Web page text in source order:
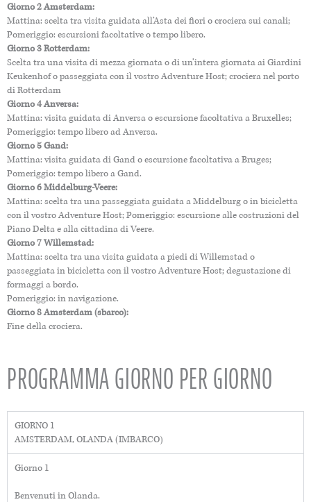
Giorno 2 Amsterdam:
Mattina: scelta tra visita guidata all’Asta dei fiori o crociera sui canali;
Pomeriggio: escursioni facoltative o tempo libero.
Giorno 3 Rotterdam:
Scelta tra una visita di mezza giornata o di un’intera giornata ai Giardini
Keukenhof o passeggiata con il vostro Adventure Host; crociera nel porto
di Rotterdam
Giorno 4 Anversa:
Mattina: visita guidata di Anversa o escursione facoltativa a Bruxelles;
Pomeriggio: tempo libero ad Anversa.
Giorno 5 Gand:
Mattina: visita guidata di Gand o escursione facoltativa a Bruges;
Pomeriggio: tempo libero a Gand.
Giorno 6 Middelburg-Veere:
Mattina: scelta tra una passeggiata guidata a Middelburg o in bicicletta
con il vostro Adventure Host; Pomeriggio: escursione alle costruzioni del
Piano Delta e alla cittadina di Veere.
Giorno 7 Willemstad:
Mattina: scelta tra una visita guidata a piedi di Willemstad o
passeggiata in bicicletta con il vostro Adventure Host; degustazione di
formaggi a bordo.
Pomeriggio: in navigazione.
Giorno 8 Amsterdam (sbarco):
Fine della crociera.
PROGRAMMA GIORNO PER GIORNO
GIORNO 1
AMSTERDAM, OLANDA (IMBARCO)
Giorno 1
Benvenuti in Olanda.